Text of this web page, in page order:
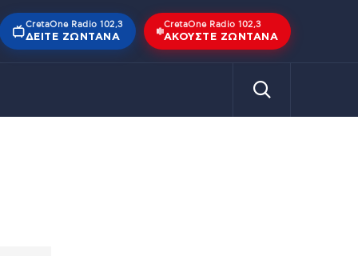
CretaOne Radio 102,3
ΔΕΊΤΕ ΖΩΝΤΑΝΆ
CretaOne Radio 102,3
ΑΚΟΎΣΤΕ ΖΩΝΤΑΝΆ